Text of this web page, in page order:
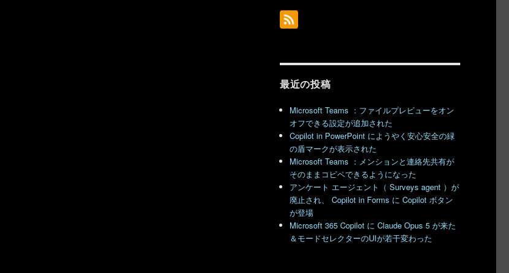
最近の投稿
Microsoft Teams ：ファイルプレビューをオン
オフできる設定が追加された
Copilot in PowerPoint にようやく安心安全の緑
の盾マークが表示された
Microsoft Teams ：メンションと連絡先共有が
そのままコピペできるようになった
アンケート エージェント（ Surveys agent ）が
廃止され、 Copilot in Forms に Copilot ボタン
が登場
Microsoft 365 Copilot に Claude Opus 5 が来た
＆モードセレクターのUIが若干変わった